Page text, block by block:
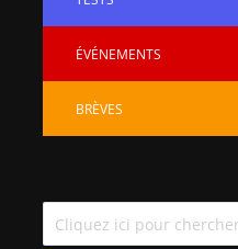
ÉVÉNEMENTS
BRÈVES